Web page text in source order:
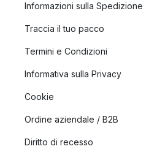
Informazioni sulla Spedizione
Traccia il tuo pacco
Termini e Condizioni
Informativa sulla Privacy
Cookie
Ordine aziendale / B2B
Diritto di recesso